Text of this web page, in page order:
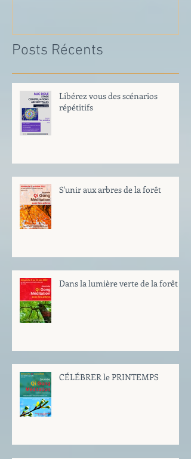
Posts Récents
Libérez vous des scénarios
répétitifs
S'unir aux arbres de la forêt
Dans la lumière verte de la forêt
CÉLÉBRER le PRINTEMPS